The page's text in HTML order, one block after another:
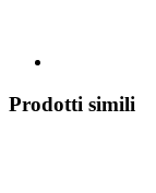
Prodotti simili